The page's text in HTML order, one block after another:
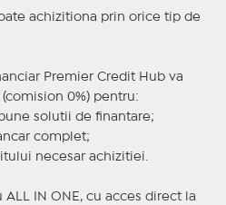
achizitiona prin orice tip de
Premier Credit Hub va
(comision 0%) pentru:
solutii de finantare;
complet;
necesar achizitiei.
IN ONE, cu acces direct la